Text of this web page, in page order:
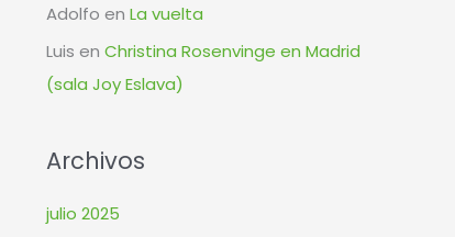
Adolfo en La vuelta
Luis en Christina Rosenvinge en Madrid
(sala Joy Eslava)
Archivos
julio 2025